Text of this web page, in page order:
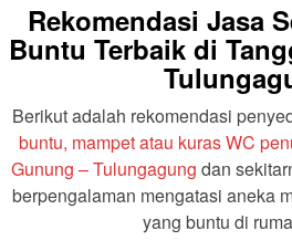
Rekomendasi Jasa
Buntu Terbaik di
Berikut adalah rekomendasi
buntu, mampet atau kuras WC
Gunung – Tulungagung dan
berpengalaman mengatasi aneka
yang buntu di